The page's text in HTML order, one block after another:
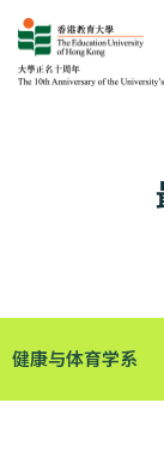
健康与体育学系